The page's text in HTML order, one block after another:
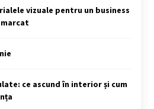
vizuale pentru un business
ce ascund în interior și cum